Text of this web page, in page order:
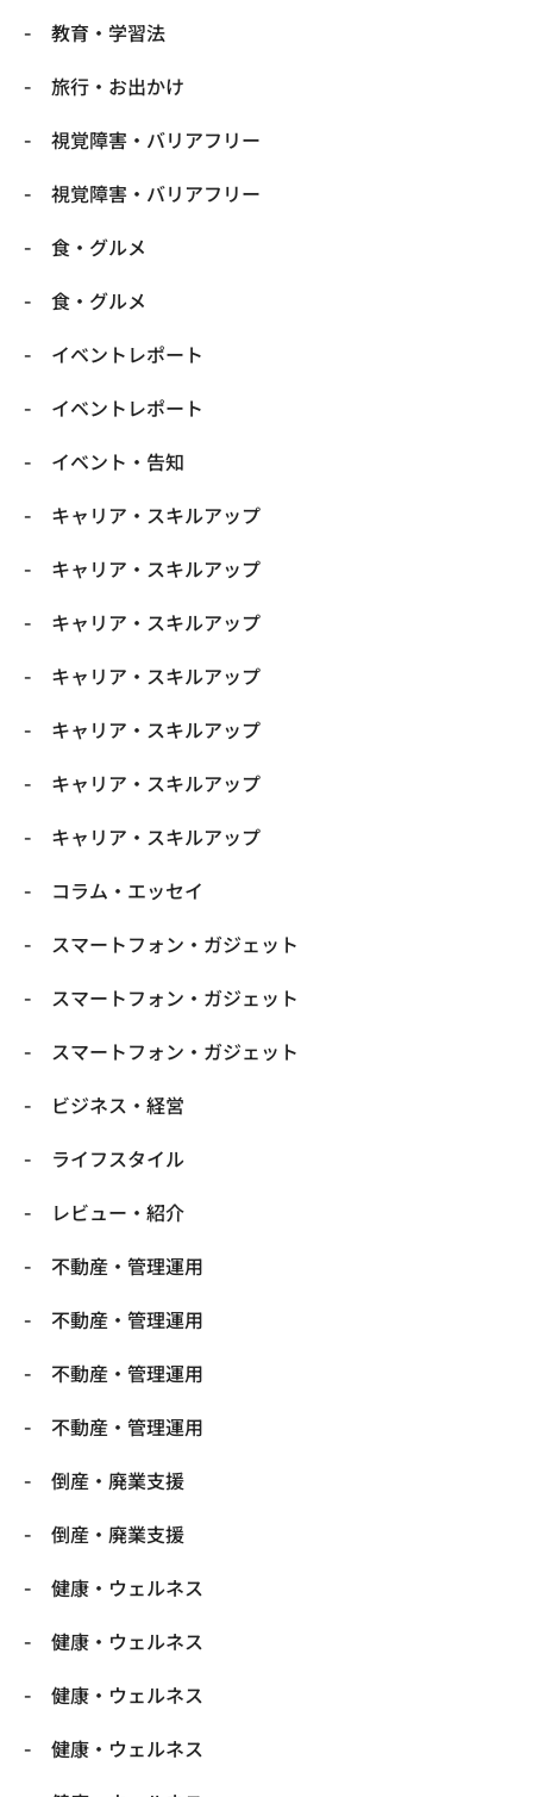
​教育・学習法
​旅行・お出かけ
​視覚障害・バリアフリー
​視覚障害・バリアフリー
​食・グルメ
​食・グルメ
イベントレポート
イベントレポート
イベント・告知
キャリア・スキルアップ
キャリア・スキルアップ
キャリア・スキルアップ
キャリア・スキルアップ
キャリア・スキルアップ
キャリア・スキルアップ
キャリア・スキルアップ
コラム・エッセイ
スマートフォン・ガジェット
スマートフォン・ガジェット
スマートフォン・ガジェット
ビジネス・経営
ライフスタイル
レビュー・紹介
不動産・管理運用
不動産・管理運用
不動産・管理運用
不動産・管理運用
倒産・廃業支援
倒産・廃業支援
健康・ウェルネス
健康・ウェルネス
健康・ウェルネス
健康・ウェルネス